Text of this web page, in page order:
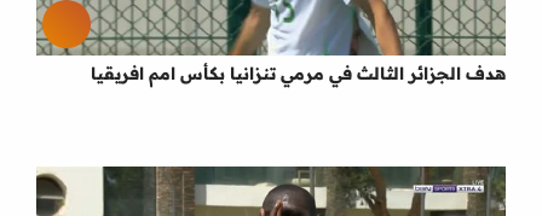
هدف الجزائر الثالث في مرمي تنزانيا بكأس امم افريقيا